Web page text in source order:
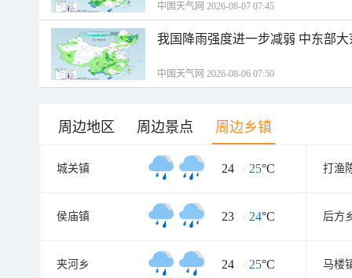
中国天气网 2026-08-07 07:45
我国降雨强度进一步减弱 中东部
中国天气网 2026-08-06 07:50
周边地区 周边景点 周边乡镇
城关镇 24 / 25°C 打渔
侯庙镇 23 / 24°C 后方
夹河乡 24 / 25°C 马楼